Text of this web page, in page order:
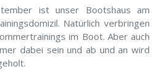
ist unser Bootshaus am
Natürlich verbringen
im Boot. Aber auch
dabei sein und ab und an wird